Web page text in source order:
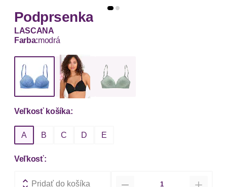
Podprsenka
LASCANA
Farba:modrá
Veľkosť košíka:
A B C D E
Veľkosť:
Pridať do košíka